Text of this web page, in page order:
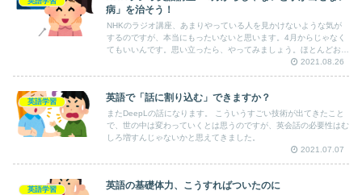
病」を治そう！
NHKのラジオ講座、あまりやっている人を見かけないような気が
するのですが、本当にもったいないと思います。4月からじゃなく
てもいいんです。思い立ったら、やってみましょう。ほとんどお金
2021.08.26
英語学習 英語で「話に割り込む」できますか？
またDeepLの話になります。 こういうすごい技術が出てきたこと
で、世の中は変わっていくとは思うのですが、英会話の必要性はむ
しろ増すんじゃないかと思えてきました。
2021.07.07
英語学習 英語の基礎体力、こうすればついたのに